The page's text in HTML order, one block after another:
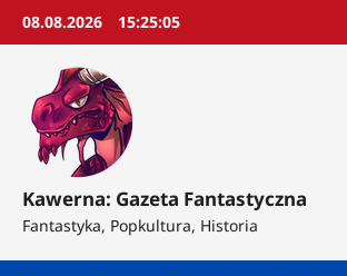
Przejdź
08.08.2026 15:25:06
Kawerna: Gazeta Fantastyczna
Fantastyka, Popkultura, Historia